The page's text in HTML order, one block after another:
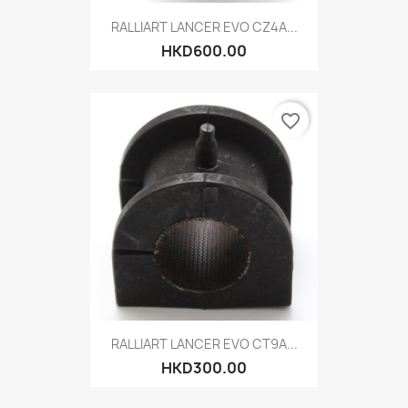
RALLIART LANCER EVO CZ4A...
HKD600.00
RALLIART LANCER EVO CT9A...
HKD300.00
favorite_border